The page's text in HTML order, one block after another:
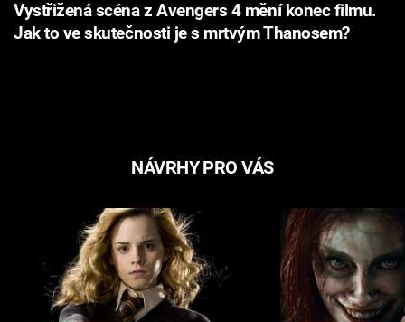
Vystřižená scéna z Avengers 4 mění konec filmu.
Jak to ve skutečnosti je s mrtvým Thanosem?
NÁVRHY PRO VÁS